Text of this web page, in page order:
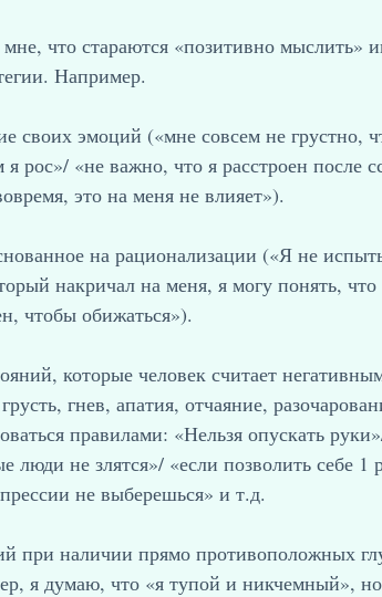
что стараются «позитивно мыслить»
Например.
своих эмоций («мне совсем не грустно,
я рос»/ «не важно, что я расстроен
это на меня не влияет»).
на рационализации («Я не
накричал на меня, я могу понять,
чтобы обижаться»).
которые человек считает
гнев, апатия, отчаяние,
правилами: «Нельзя опускать
люди не злятся»/ «если позволить
не выберешься» и т.д.
при наличии прямо противоположных
я думаю, что «я тупой и никчемный»,